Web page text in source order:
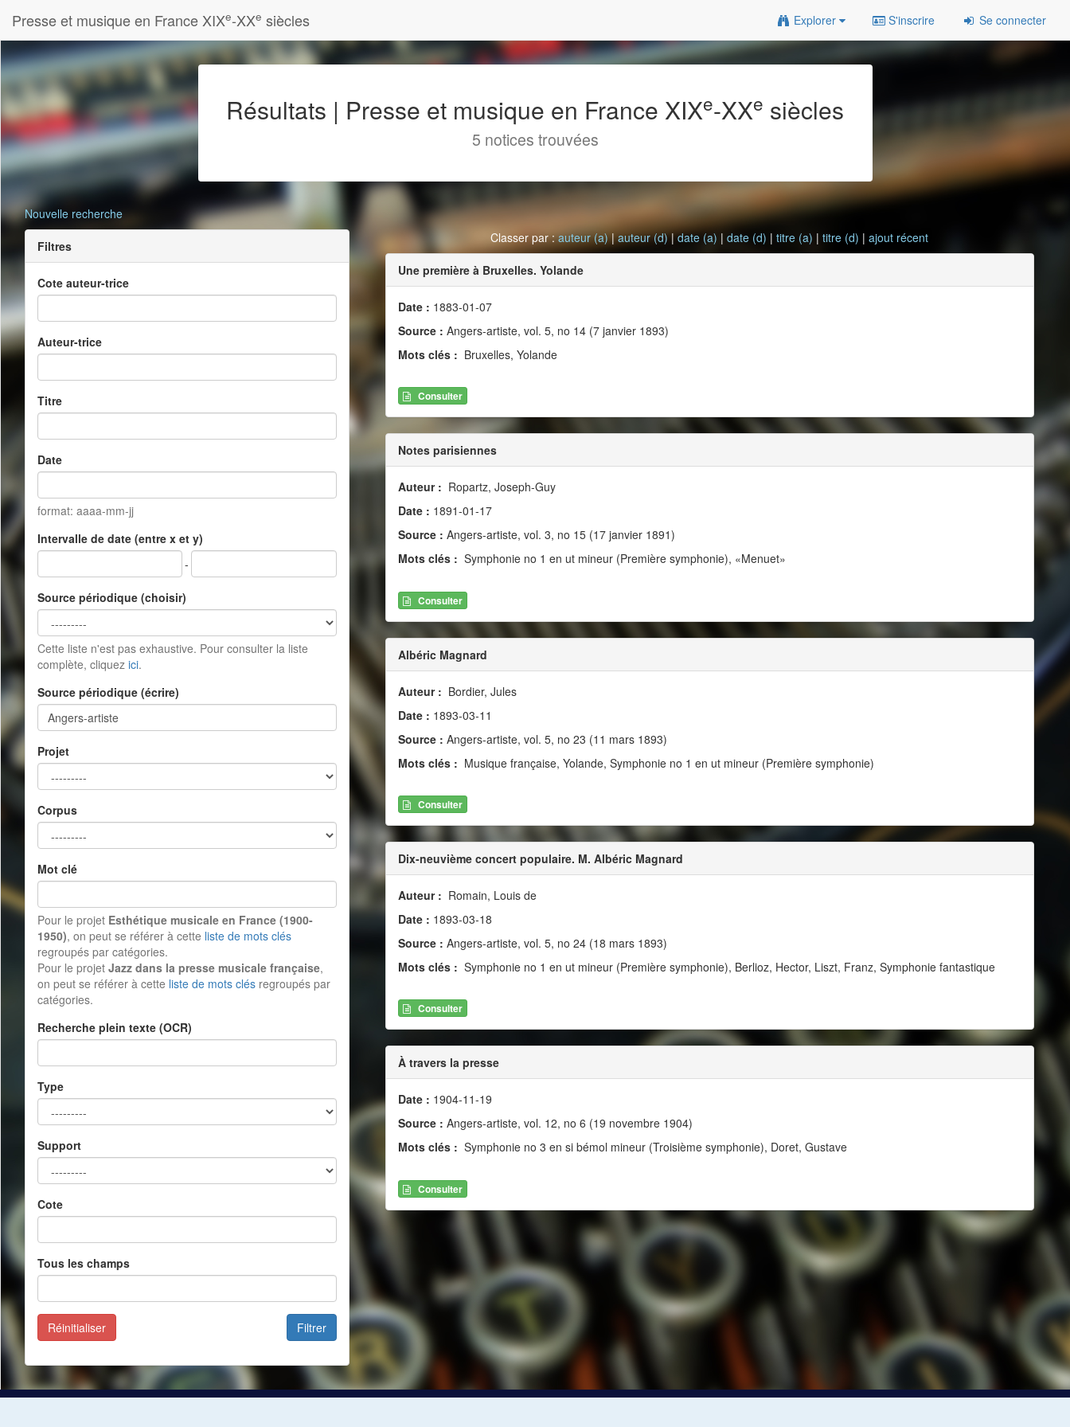
Presse et musique en France XIXe-XXe siècles Explorer S'inscrire Se connecter
Résultats | Presse et musique en France XIXe-XXe siècles
5 notices trouvées
Nouvelle recherche
Filtres
Cote auteur-trice
Auteur-trice
Titre
Date
format: aaaa-mm-jj
Intervalle de date (entre x et y)
-
Source périodique (choisir)
Cette liste n'est pas exhaustive. Pour consulter la liste
complète, cliquez ici.
Source périodique (écrire)
Projet
Corpus
Mot clé
Pour le projet Esthétique musicale en France (1900-
1950), on peut se référer à cette liste de mots clés
regroupés par catégories.
Pour le projet Jazz dans la presse musicale française,
on peut se référer à cette liste de mots clés regroupés par
catégories.
Recherche plein texte (OCR)
Type
Support
Cote
Tous les champs
Filtrer
Réinitialiser
Classer par :auteur (a)|auteur (d)|date (a) |date (d) |titre (a) |titre (d) |ajout récent
Une première à Bruxelles. Yolande
Date : 1883-01-07
Source : Angers-artiste, vol. 5, no 14 (7 janvier 1893)
Mots clés : Bruxelles, Yolande
Consulter
Notes parisiennes
Auteur : Ropartz, Joseph-Guy
Date : 1891-01-17
Source : Angers-artiste, vol. 3, no 15 (17 janvier 1891)
Mots clés : Symphonie no 1 en ut mineur (Première symphonie), «Menuet»
Consulter
Albéric Magnard
Auteur : Bordier, Jules
Date : 1893-03-11
Source : Angers-artiste, vol. 5, no 23 (11 mars 1893)
Mots clés : Musique française, Yolande, Symphonie no 1 en ut mineur (Première symphonie)
Consulter
Dix-neuvième concert populaire. M. Albéric Magnard
Auteur : Romain, Louis de
Date : 1893-03-18
Source : Angers-artiste, vol. 5, no 24 (18 mars 1893)
Mots clés : Symphonie no 1 en ut mineur (Première symphonie), Berlioz, Hector, Liszt, Franz, Symphonie fantastique
Consulter
À travers la presse
Date : 1904-11-19
Source : Angers-artiste, vol. 12, no 6 (19 novembre 1904)
Mots clés : Symphonie no 3 en si bémol mineur (Troisième symphonie), Doret, Gustave
Consulter